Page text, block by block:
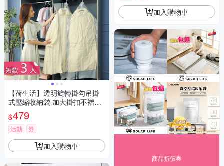
【荷生活】透明旋轉掛勾吊掛
式壓縮收納袋 加大掛扣不褶皺
真空收納袋-短款3入組
$479
活動 券
加入購物車
加入購物車
商品折價券